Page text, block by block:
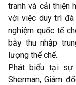
tranh và cải thiện
với việc duy trì đà
nghiệm quốc tế
bẫy thu nhập
lượng thể chế.
Phát biểu tại sự
Sherman, Giám